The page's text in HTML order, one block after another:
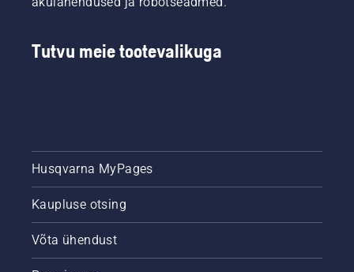
Tutvu meie tootevalikuga
Husqvarna MyPages
Kaupluse otsing
Võta ühendust